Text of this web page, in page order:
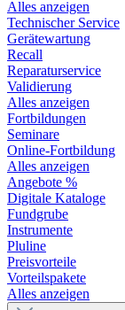
Alles anzeigen
Technischer Service
Gerätewartung
Recall
Reparaturservice
Validierung
Alles anzeigen
Fortbildungen
Seminare
Online-Fortbildung
Alles anzeigen
Angebote %
Digitale Kataloge
Fundgrube
Instrumente
Pluline
Preisvorteile
Vorteilspakete
Alles anzeigen